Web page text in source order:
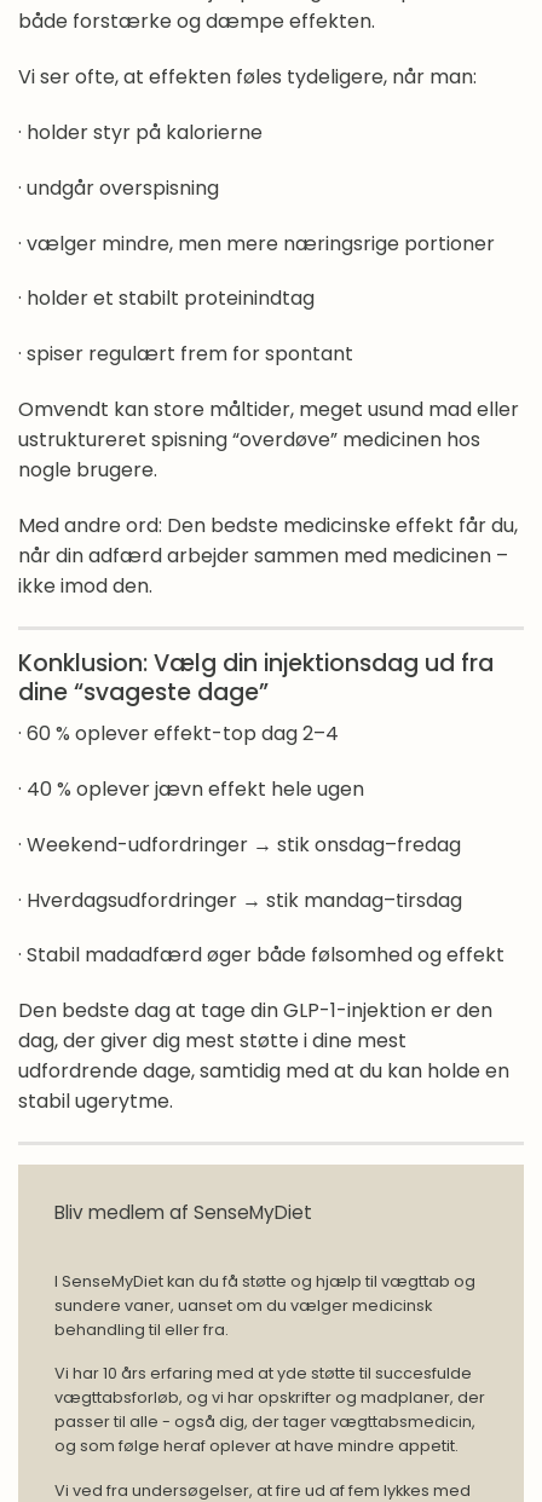
både forstærke og dæmpe effekten.
Vi ser ofte, at effekten føles tydeligere, når man:
· holder styr på kalorierne
· undgår overspisning
· vælger mindre, men mere næringsrige portioner
· holder et stabilt proteinindtag
· spiser regulært frem for spontant
Omvendt kan store måltider, meget usund mad eller
ustruktureret spisning “overdøve” medicinen hos
nogle brugere.
Med andre ord: Den bedste medicinske effekt får du,
når din adfærd arbejder sammen med medicinen –
ikke imod den.
Konklusion: Vælg din injektionsdag ud fra
dine “svageste dage”
· 60 % oplever effekt-top dag 2–4
· 40 % oplever jævn effekt hele ugen
· Weekend-udfordringer → stik onsdag–fredag
· Hverdagsudfordringer → stik mandag–tirsdag
· Stabil madadfærd øger både følsomhed og effekt
Den bedste dag at tage din GLP-1-injektion er den
dag, der giver dig mest støtte i dine mest
udfordrende dage, samtidig med at du kan holde en
stabil ugerytme.
Bliv medlem af SenseMyDiet
I SenseMyDiet kan du få støtte og hjælp til vægttab og
sundere vaner, uanset om du vælger medicinsk
behandling til eller fra.
Vi har 10 års erfaring med at yde støtte til succesfulde
vægttabsforløb, og vi har opskrifter og madplaner, der
passer til alle - også dig, der tager vægttabsmedicin,
og som følge heraf oplever at have mindre appetit.
Vi ved fra undersøgelser, at fire ud af fem lykkes med